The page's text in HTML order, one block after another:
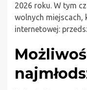
2026 roku. W tym
wolnych miejscach,
internetowej: